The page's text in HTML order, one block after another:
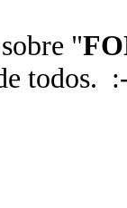
"
todos.